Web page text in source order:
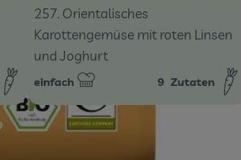
257. Orientalisches
Karottengemüse mit roten Linsen
und Joghurt
Schwierigkeit:
einfach 9 Zutaten